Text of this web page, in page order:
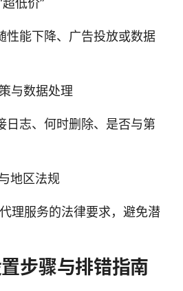
性能下降、广告投放或数据
与数据处理
日志、何时删除、是否与第
地区法规
理服务的法律要求，避免潜
步骤与排错指南